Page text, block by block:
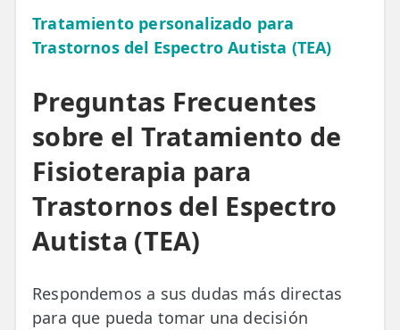
Tratamiento personalizado para
Trastornos del Espectro Autista (TEA)
Preguntas Frecuentes
sobre el Tratamiento de
Fisioterapia para
Trastornos del Espectro
Autista (TEA)
Respondemos a sus dudas más directas
para que pueda tomar una decisión